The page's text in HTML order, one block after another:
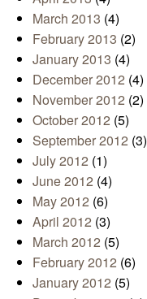
March 2013 (4)
February 2013 (2)
January 2013 (4)
December 2012 (4)
November 2012 (2)
October 2012 (5)
September 2012 (3)
July 2012 (1)
June 2012 (4)
May 2012 (6)
April 2012 (3)
March 2012 (5)
February 2012 (6)
January 2012 (5)